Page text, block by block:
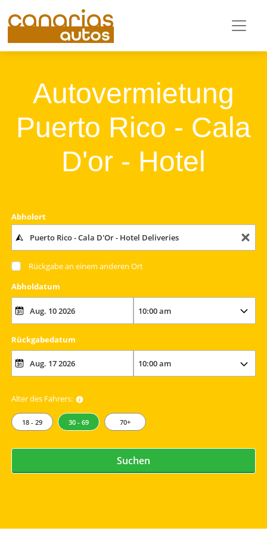
Autovermietung
Puerto Rico - Cala
D'or - Hotel
Abholort
Rückgabe an einem anderen Ort
Abholdatum
Rückgabedatum
Alter des Fahrers:
18 - 29 30 - 69 70+
Suchen